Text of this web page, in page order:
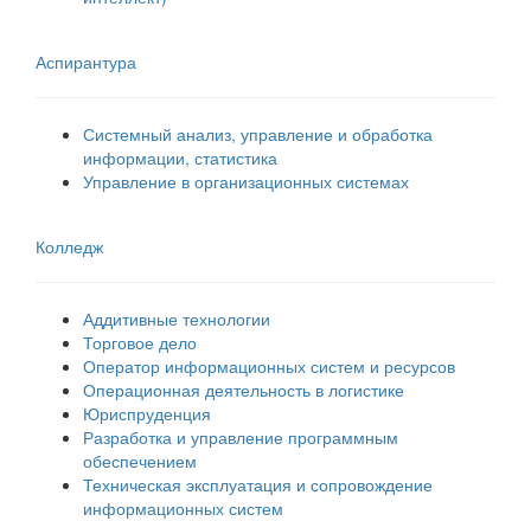
Аспирантура
Системный анализ, управление и обработка
информации, статистика
Управление в организационных системах
Колледж
Аддитивные технологии
Торговое дело
Оператор информационных систем и ресурсов
Операционная деятельность в логистике
Юриспруденция
Разработка и управление программным
обеспечением
Техническая эксплуатация и сопровождение
информационных систем